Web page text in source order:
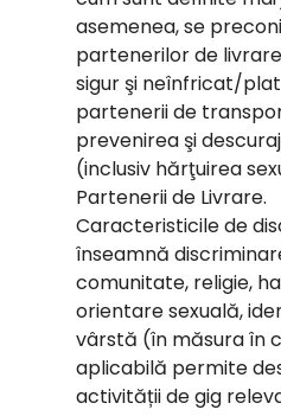
asemenea, se
partenerilor de
sigur şi neînfricat/
partenerii de
prevenirea şi
(inclusiv hărţuirea
Partenerii de Livrare.
Caracteristicile de
înseamnă
comunitate, religie,
orientare sexuală,
vârstă (în măsura în
aplicabilă permite
activității de gig